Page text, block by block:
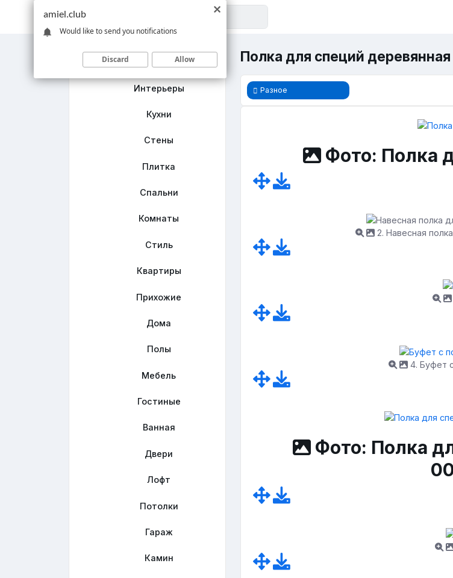
Главная
Интерьеры
Кухни
Стены
Плитка
Спальни
Комнаты
Стиль
Квартиры
Прихожие
Дома
Полы
Мебель
Гостиные
Ванная
Двери
Лофт
Потолки
Гараж
Камин
Полка для специй
Разное
Фото: Полка
2. Навесная
4. Буфет
Фото: Полка
amiel.club
Would like to send you notifications
Discard Allow